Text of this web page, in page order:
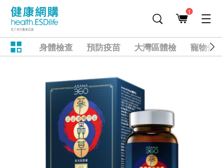
1
身體檢查 預防疫苗 大灣區體檢 寵物健